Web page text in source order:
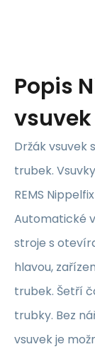
Popis
vsuvek
Držák
trubek.
REMS
Automatické
stroje s
hlavou,
trubek. Šetří
trubky. Bez
vsuvek je